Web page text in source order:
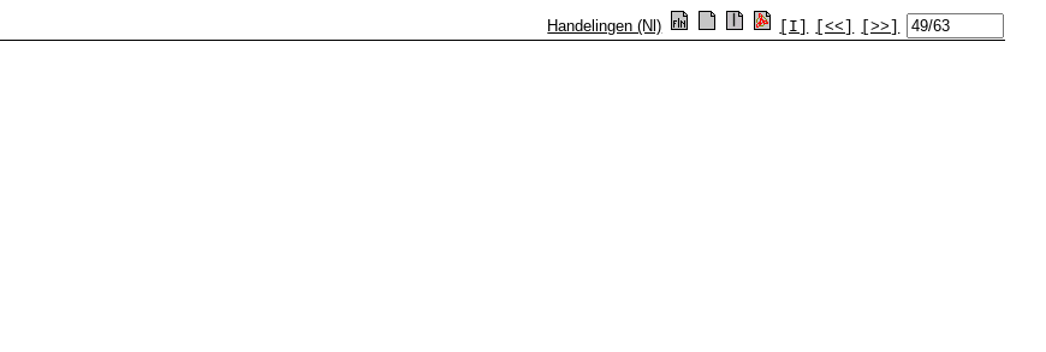
Handelingen (Nl) [I] [<<] [>>]